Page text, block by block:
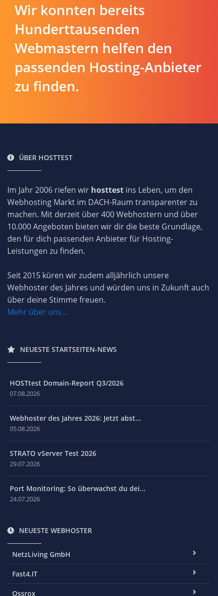
Wir konnten bereits
Hunderttausenden
Webmastern helfen den
passenden Hosting-Anbieter
zu finden.
ÜBER HOSTTEST
Im Jahr 2006 riefen wir hosttest ins Leben, um den
Webhosting Markt im DACH-Raum transparenter zu
machen. Mit derzeit über 400 Webhostern und über
10.000 Angeboten bieten wir dir die beste Grundlage,
den für dich passenden Anbieter für Hosting-
Leistungen zu finden.
Seit 2015 küren wir zudem alljährlich unsere
Webhoster des Jahres und würden uns in Zukunft auch
über deine Stimme freuen.
Mehr über uns...
NEUESTE STARTSEITEN-NEWS
HOSTtest Domain-Report Q3/2026
07.08.2026
Webhoster des Jahres 2026: Jetzt abst...
05.08.2026
STRATO vServer Test 2026
29.07.2026
Port Monitoring: So überwachst du dei...
24.07.2026
NEUESTE WEBHOSTER
NetzLiving GmbH
Fast4.IT
Ossrox